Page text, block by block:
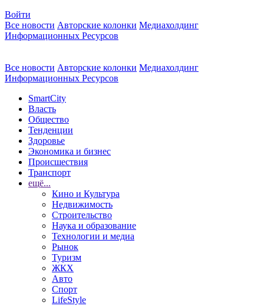
Войти
Все новости Авторские колонки Медиахолдинг
Информационных Ресурсов
Все новости Авторские колонки Медиахолдинг
Информационных Ресурсов
SmartCity
Власть
Общество
Тенденции
Здоровье
Экономика и бизнес
Происшествия
Транспорт
ещё...
Кино и Культура
Недвижимость
Строительство
Наука и образование
Технологии и медиа
Рынок
Туризм
ЖКХ
Авто
Спорт
LifeStyle